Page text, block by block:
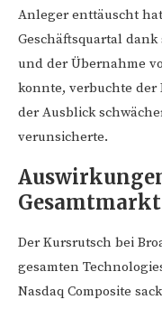
Anleger enttäuscht
Geschäftsquartal
und der Übernahme
konnte, verbuchte
der Ausblick
verunsicherte.
Gesamtmarkt
Der Kursrutsch bei
gesamten
Nasdaq Composite